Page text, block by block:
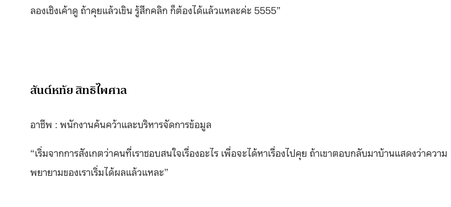
ลองเชิงเค้าดู ถ้าคุยแล้วเขิน รู้สึกคลิก ก็ต้องได้แล้วแหละค่ะ 5555”
สันต์หทัย สิทธิไพศาล
อาชีพ : พนักงานค้นคว้าและบริหารจัดการข้อมูล
“เริ่มจากการสังเกตว่าคนที่เราชอบสนใจเรื่องอะไร เพื่อจะได้หาเรื่องไปคุย ถ้าเขาตอบกลับมาบ้านแสดงว่าความ
พยายามของเราเริ่มได้ผลแล้วแหละ”